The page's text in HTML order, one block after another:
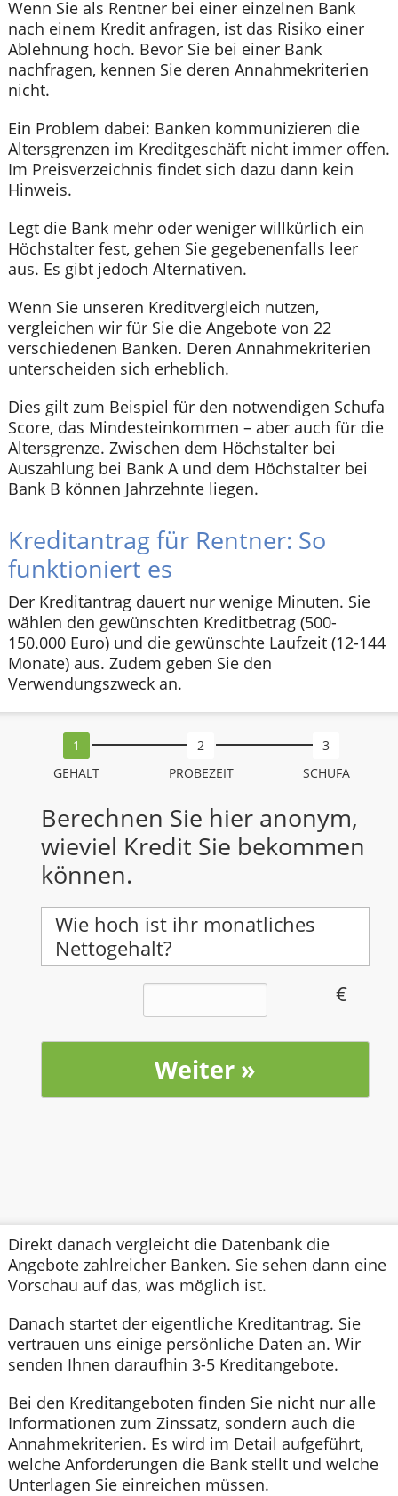
Wenn Sie als Rentner bei einer einzelnen Bank
nach einem Kredit anfragen, ist das Risiko einer
Ablehnung hoch. Bevor Sie bei einer Bank
nachfragen, kennen Sie deren Annahmekriterien
nicht.
Ein Problem dabei: Banken kommunizieren die
Altersgrenzen im Kreditgeschäft nicht immer offen.
Im Preisverzeichnis findet sich dazu dann kein
Hinweis.
Legt die Bank mehr oder weniger willkürlich ein
Höchstalter fest, gehen Sie gegebenenfalls leer
aus. Es gibt jedoch Alternativen.
Wenn Sie unseren Kreditvergleich nutzen,
vergleichen wir für Sie die Angebote von 22
verschiedenen Banken. Deren Annahmekriterien
unterscheiden sich erheblich.
Dies gilt zum Beispiel für den notwendigen Schufa
Score, das Mindesteinkommen – aber auch für die
Altersgrenze. Zwischen dem Höchstalter bei
Auszahlung bei Bank A und dem Höchstalter bei
Bank B können Jahrzehnte liegen.
Kreditantrag für Rentner: So
funktioniert es
Der Kreditantrag dauert nur wenige Minuten. Sie
wählen den gewünschten Kreditbetrag (500-
150.000 Euro) und die gewünschte Laufzeit (12-144
Monate) aus. Zudem geben Sie den
Verwendungszweck an.
GEHALT PROBEZEIT SCHUFA
Berechnen Sie hier anonym,
wieviel Kredit Sie bekommen
können.
Wie hoch ist ihr monatliches
Nettogehalt?
Direkt danach vergleicht die Datenbank die
Angebote zahlreicher Banken. Sie sehen dann eine
Vorschau auf das, was möglich ist.
Danach startet der eigentliche Kreditantrag. Sie
vertrauen uns einige persönliche Daten an. Wir
senden Ihnen daraufhin 3-5 Kreditangebote.
Bei den Kreditangeboten finden Sie nicht nur alle
Informationen zum Zinssatz, sondern auch die
Annahmekriterien. Es wird im Detail aufgeführt,
welche Anforderungen die Bank stellt und welche
Unterlagen Sie einreichen müssen.